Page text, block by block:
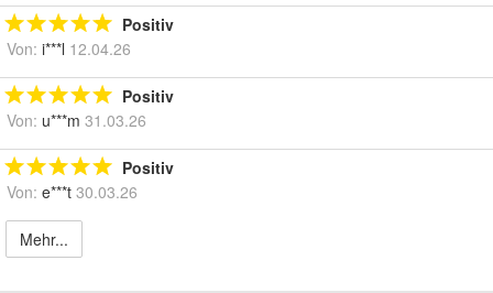
Positiv
Von: i***l 12.04.26
Positiv
Von: u***m 31.03.26
Positiv
Von: e***t 30.03.26
Mehr...